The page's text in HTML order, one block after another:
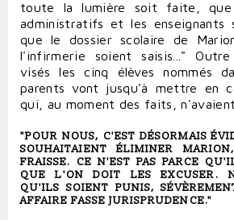
toute la lumière soit faite, que
administratifs et les enseignants
que le dossier scolaire de
l'infirmerie soient saisis..."
visés les cinq élèves nommés
parents vont jusqu'à mettre en
qui, au moment des faits, n'avaient
"POUR NOUS, C'EST DÉSORMAIS
SOUHAITAIENT ÉLIMINER
FRAISSE. CE N'EST PAS PARCE
QUE L'ON DOIT LES EXCUSER.
QU'ILS SOIENT PUNIS,
AFFAIRE FASSE JURISPRUDENCE."